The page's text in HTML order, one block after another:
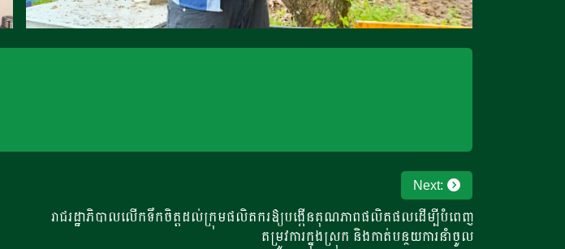
Next:
រាជរដ្ឋាភិបាលលើកទឹកចិត្តដល់ក្រុមផលិតករឱ្យបង្កើនគុណភាពផលិតផលដើម្បីបំពេញ
តម្រូវការក្នុងស្រុក និងកាត់បន្ថយការនាំចូល